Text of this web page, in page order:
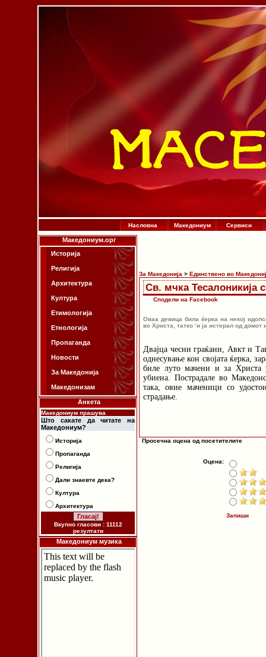
Насловна Македониум Сервиси
Македониум.орг
Историја
Религија
Архитектура
Култура
Етимологија
Етнологија
Пропаганда
Новости
За Македонија
Македонизам
Анкета
Македониум прашува
Што сакате да читате на
Македониум?
Историја
Пропаганда
Религија
Дали знаевте дека?
Култура
Архитектура
Вкупно гласови : 11112
резултати
Македониум музика
За Македонија > Единствено во
Св. мчка Тесалоникија
Сподели на Facebook
Оваа девица била ќерка на некој
во Христа, татко ‘и ја истерал од домот
Двајца чесни граќани, Авкт и
однесување кон својата ќерка,
биле луто мачени и за Христа
убиена. Пострадале во
така, овие маченици со
страдање.
Просечна оцена од посетителите
Оцена:
Запиши